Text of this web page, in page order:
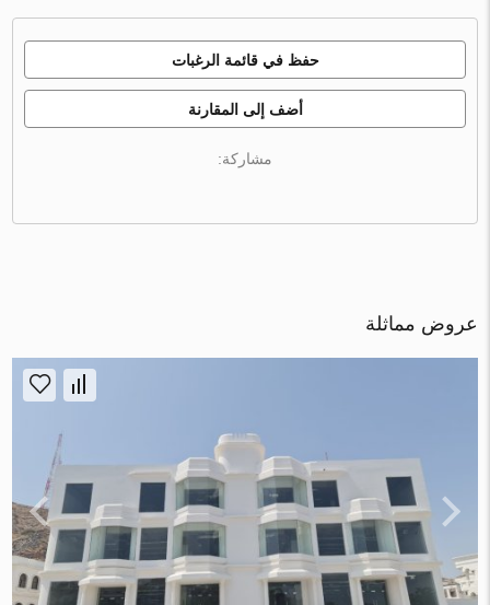
حفظ في قائمة الرغبات
أضف إلى المقارنة
مشاركة:
عروض مماثلة